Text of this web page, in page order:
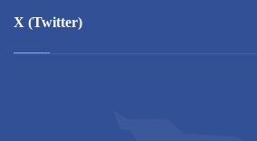
X (Twitter)